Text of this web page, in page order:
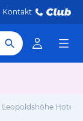
Kontakt
Leopoldshöhe Hotels